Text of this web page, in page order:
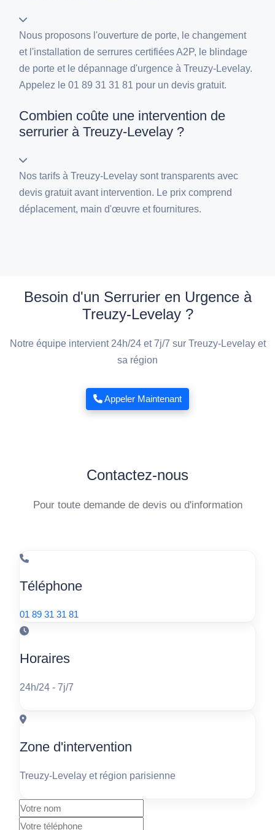
Nous proposons l'ouverture de porte, le changement
et l'installation de serrures certifiées A2P, le blindage
de porte et le dépannage d'urgence à Treuzy-Levelay.
Appelez le 01 89 31 31 81 pour un devis gratuit.
Combien coûte une intervention de
serrurier à Treuzy-Levelay ?
Nos tarifs à Treuzy-Levelay sont transparents avec
devis gratuit avant intervention. Le prix comprend
déplacement, main d'œuvre et fournitures.
Besoin d'un Serrurier en Urgence à
Treuzy-Levelay ?
Notre équipe intervient 24h/24 et 7j/7 sur Treuzy-Levelay et
sa région
Appeler Maintenant
Contactez-nous
Pour toute demande de devis ou d'information
Téléphone
01 89 31 31 81
Horaires
24h/24 - 7j/7
Zone d'intervention
Treuzy-Levelay et région parisienne